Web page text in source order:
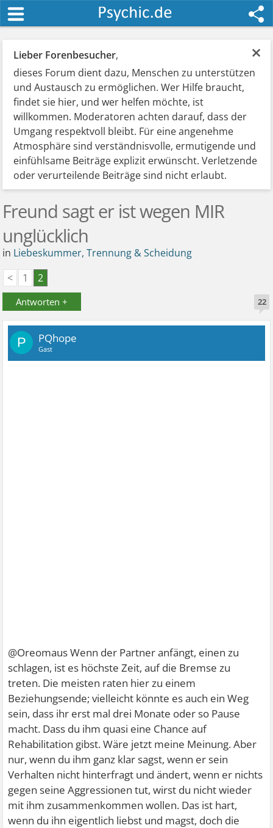
×
Lieber Forenbesucher,
dieses Forum dient dazu, Menschen zu unterstützen
und Austausch zu ermöglichen. Wer Hilfe braucht,
findet sie hier, und wer helfen möchte, ist
willkommen. Moderatoren achten darauf, dass der
Umgang respektvoll bleibt. Für eine angenehme
Atmosphäre sind verständnisvolle, ermutigende und
einfühlsame Beiträge explizit erwünscht. Verletzende
oder verurteilende Beiträge sind nicht erlaubt.
Freund sagt er ist wegen MIR
unglücklich
in Liebeskummer, Trennung & Scheidung
<
1 2
Antworten + 22
P PQhope
Gast
@Oreomaus Wenn der Partner anfängt, einen zu
schlagen, ist es höchste Zeit, auf die Bremse zu
treten. Die meisten raten hier zu einem
Beziehungsende; vielleicht könnte es auch ein Weg
sein, dass ihr erst mal drei Monate oder so Pause
macht. Dass du ihm quasi eine Chance auf
Rehabilitation gibst. Wäre jetzt meine Meinung. Aber
nur, wenn du ihm ganz klar sagst, wenn er sein
Verhalten nicht hinterfragt und ändert, wenn er nichts
gegen seine Aggressionen tut, wirst du nicht wieder
mit ihm zusammenkommen wollen. Das ist hart,
wenn du ihn eigentlich liebst und magst, doch die